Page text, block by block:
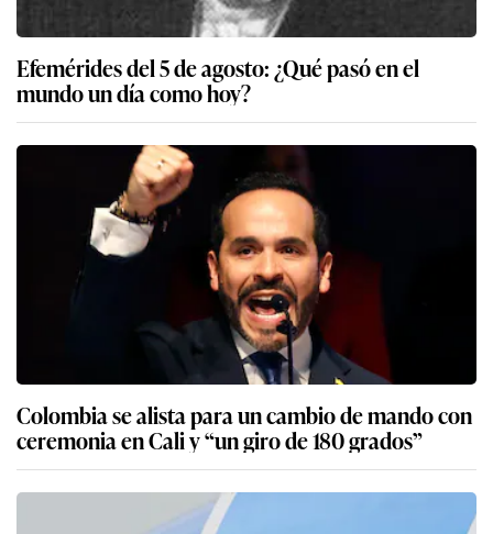
Efemérides del 5 de agosto: ¿Qué pasó en el
mundo un día como hoy?
Colombia se alista para un cambio de mando con
ceremonia en Cali y “un giro de 180 grados”